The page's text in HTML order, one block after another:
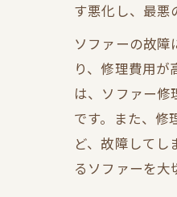
す悪化し、最悪
ソファーの故
り、修理費用
は、ソファー
です。また、修
ど、故障して
るソファーを大